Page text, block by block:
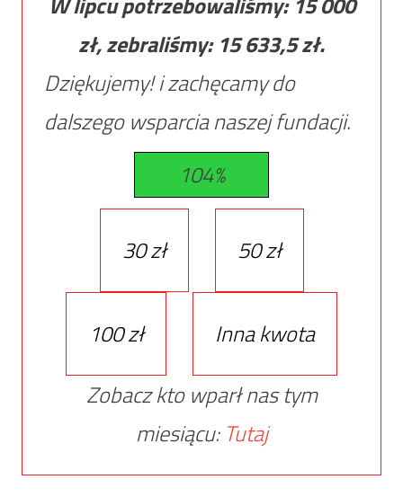
zł, zebraliśmy: 15 633,5zł.
Dziękujemy! i zachęcamy do
dalszego wsparcia naszej fundacji.
104%
30 zł 50 zł
100 zł
Inna kwota
Zobacz kto wparł nas tym
miesiącu: Tutaj